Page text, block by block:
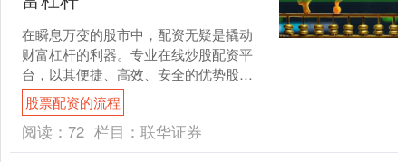
在瞬息万变的股市中，配资无疑是撬动
财富杠杆的利器。专业在线炒股配资平
台，以其便捷、高效、安全的优势股票
配资的流程，正成为越来越多投资者的
选择。 选择一家可靠的配....
股票配资的流程
阅读： 72 栏目： 联华证券